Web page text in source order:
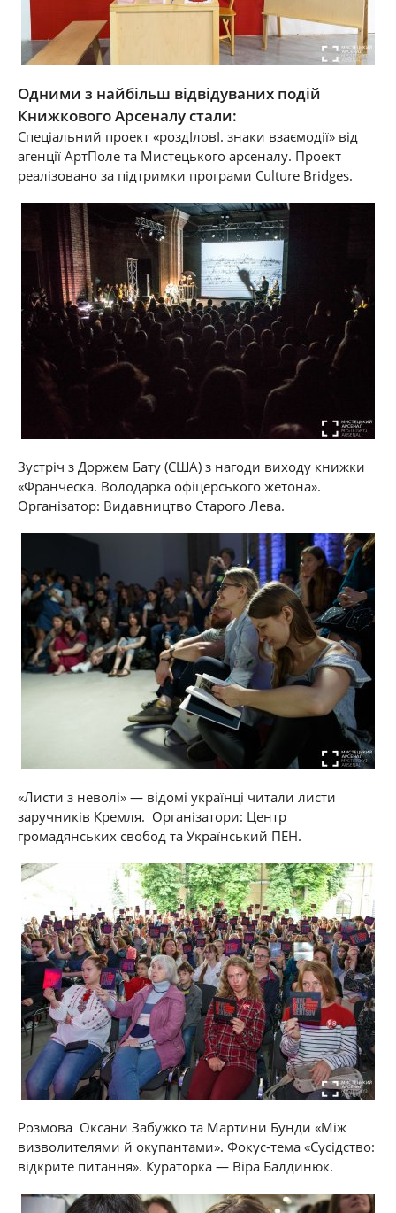
Одними з найбільш відвідуваних подій
Книжкового Арсеналу стали:
Спеціальний проект «роздІловI. знаки взаємодії» від
агенції АртПоле та Мистецького арсеналу. Проект
реалізовано за підтримки програми Culture Bridges.
Зустріч з Доржем Бату (США) з нагоди виходу книжки
«Франческа. Володарка офіцерського жетона».
Організатор: Видавництво Старого Лева.
«Листи з неволі» — відомі українці читали листи
заручників Кремля. Організатори: Центр
громадянських свобод та Український ПЕН.
Розмова Оксани Забужко та Мартини Бунди «Між
визволителями й окупантами». Фокус-тема «Сусідство:
відкрите питання». Кураторка — Віра Балдинюк.